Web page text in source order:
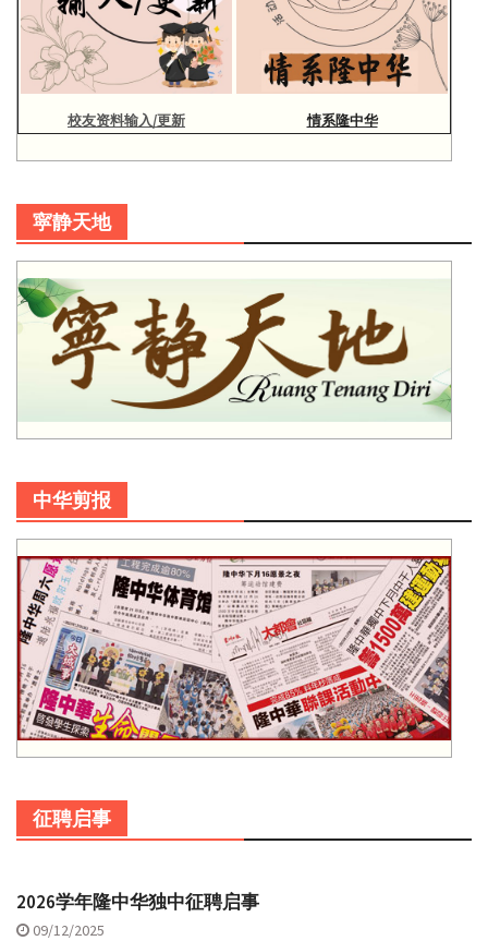
校友资料输入/更新 情系隆中华
寜静天地
中华剪报
征聘启事
2026学年隆中华独中征聘启事
09/12/2025